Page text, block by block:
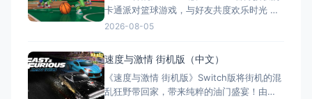
模式，
卡通派对篮球游戏，与好友共度欢乐时光 游
戏类型：竞技体育类（街机篮球 × 多人派对
NBA彈跳 / NBA BOUNCE（官方繁体中文定
名） 美国
2026-08-05
速度与激情 街机版（中文）
《速度与激情 街机版》Switch版将街机的混
乱狂野带回家，带来纯粹的油门盛宴！由